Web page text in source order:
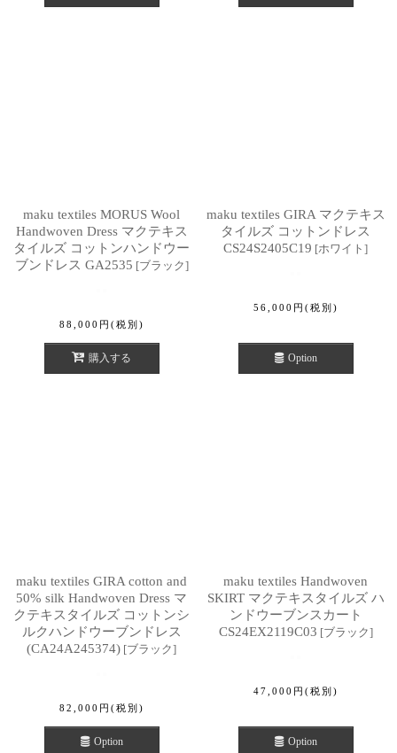
maku textiles MORUS Wool
Handwoven Dress マクテキス
タイルズ コットンハンドウー
ブンドレス GA2535 [ブラック]
88,000 円 (税別)
購入する
maku textiles GIRA マクテキス
タイルズ コットンドレス
CS24S2405C19 [ホワイト ]
56,000 円 (税別)
Option
maku textiles GIRA cotton and
50% silk Handwoven Dress マ
クテキスタイルズ コットンシ
ルクハンドウーブンドレス
(CA24A245374) [ブラック]
82,000 円 (税別)
Option
maku textiles Handwoven
SKIRT マクテキスタイルズ ハ
ンドウーブンスカート
CS24EX2119C03 [ブラック]
47,000 円 (税別)
Option